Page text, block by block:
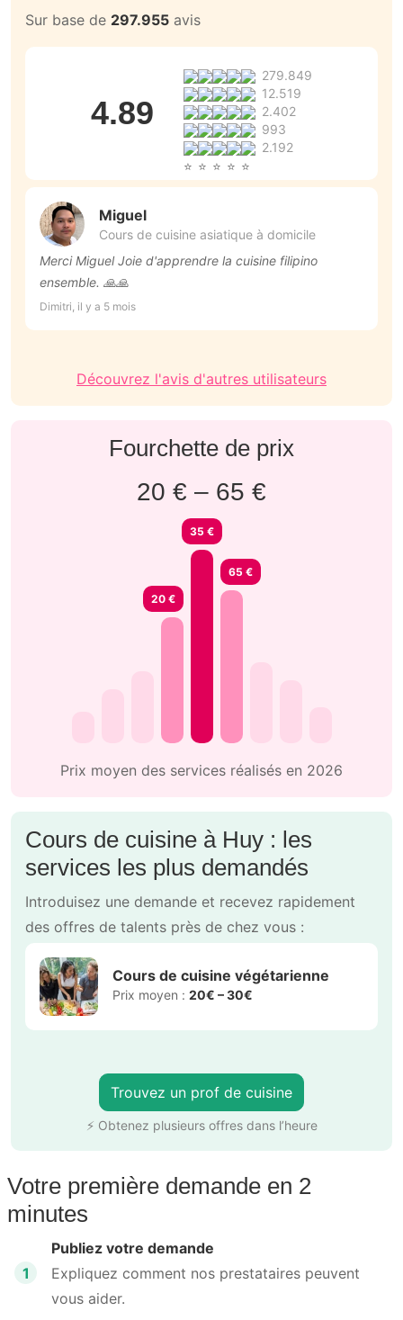
Sur base de 297.955 avis
4.89
279.849
12.519
2.402
993
2.192
Miguel
Cours de cuisine asiatique à domicile
Merci Miguel Joie d'apprendre la cuisine filipino
ensemble. 🙏🙏
Dimitri, il y a 5 mois
Découvrez l'avis d'autres utilisateurs
Fourchette de prix
20 € – 65 €
20 €
35 €
65 €
Prix moyen des services réalisés en 2026
Cours de cuisine à Huy : les
services les plus demandés
Introduisez une demande et recevez rapidement
des offres de talents près de chez vous :
Cours de cuisine végétarienne
Prix moyen : 20€ – 30€
Trouvez un prof de cuisine
⚡ Obtenez plusieurs offres dans l’heure
Votre première demande en 2
minutes
1
Publiez votre demande
Expliquez comment nos prestataires peuvent
vous aider.